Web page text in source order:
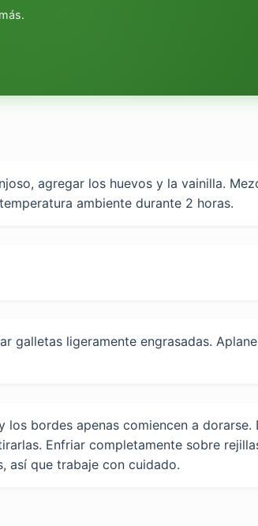
agregar los huevos y la vainilla.
ambiente durante 2 horas.
galletas ligeramente engrasadas.
bordes apenas comiencen a
Enfriar completamente sobre
así que trabaje con cuidado.